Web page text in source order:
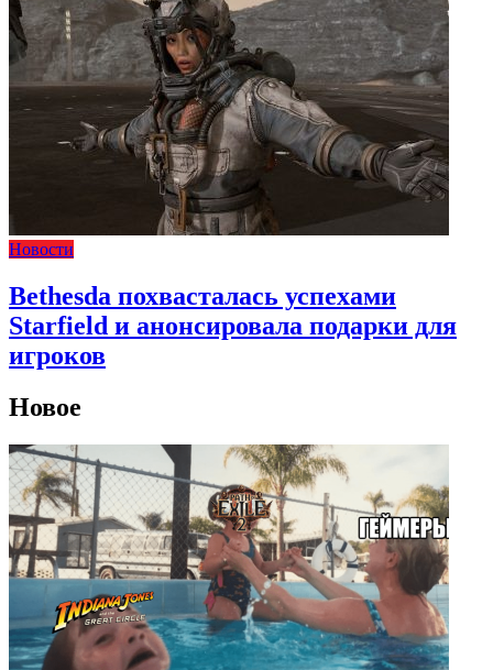
Новости
Bethesda похвасталась успехами
Starfield и анонсировала подарки для
игроков
Новое